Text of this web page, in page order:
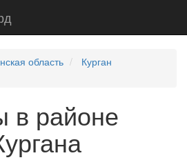
область
Курган
в районе